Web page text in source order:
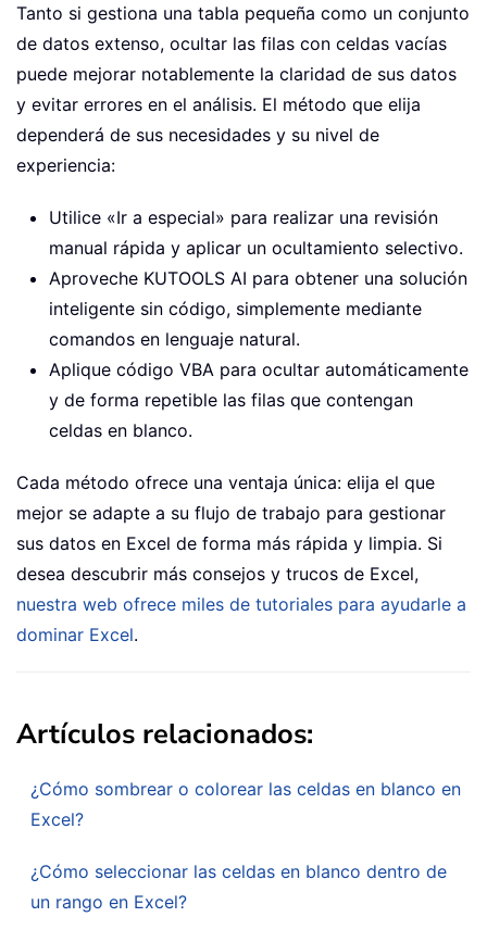
Tanto si gestiona una tabla pequeña como un conjunto
de datos extenso, ocultar las filas con celdas vacías
puede mejorar notablemente la claridad de sus datos
y evitar errores en el análisis. El método que elija
dependerá de sus necesidades y su nivel de
experiencia:
Utilice «Ir a especial» para realizar una revisión
manual rápida y aplicar un ocultamiento selectivo.
Aproveche KUTOOLS AI para obtener una solución
inteligente sin código, simplemente mediante
comandos en lenguaje natural.
Aplique código VBA para ocultar automáticamente
y de forma repetible las filas que contengan
celdas en blanco.
Cada método ofrece una ventaja única: elija el que
mejor se adapte a su flujo de trabajo para gestionar
sus datos en Excel de forma más rápida y limpia. Si
desea descubrir más consejos y trucos de Excel,
nuestra web ofrece miles de tutoriales para ayudarle a
dominar Excel.
Artículos relacionados:
¿Cómo sombrear o colorear las celdas en blanco en
Excel?
¿Cómo seleccionar las celdas en blanco dentro de
un rango en Excel?